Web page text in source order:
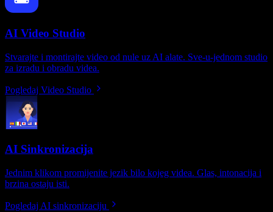
AI Video Studio
Stvarajte i montirajte video od nule uz AI alate. Sve-u-jednom studio
za izradu i obradu videa.
Pogledaj Video Studio
AI Sinkronizacija
Jednim klikom promijenite jezik bilo kojeg videa. Glas, intonacija i
brzina ostaju isti.
Pogledaj AI sinkronizaciju